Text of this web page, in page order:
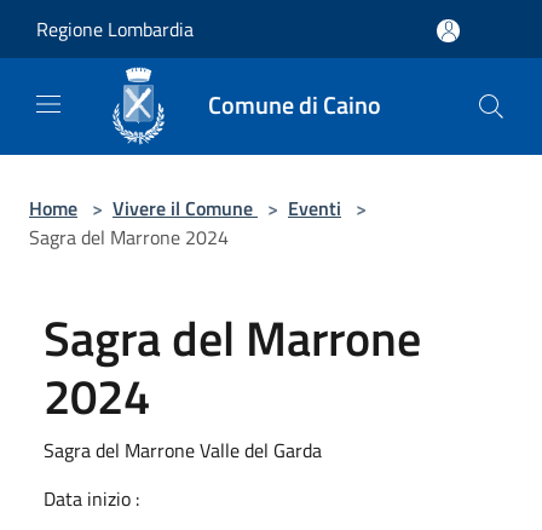
Regione Lombardia
Comune di Caino
Home > Vivere il Comune > Eventi >
Sagra del Marrone 2024
Sagra del Marrone
2024
Sagra del Marrone Valle del Garda
Data inizio :